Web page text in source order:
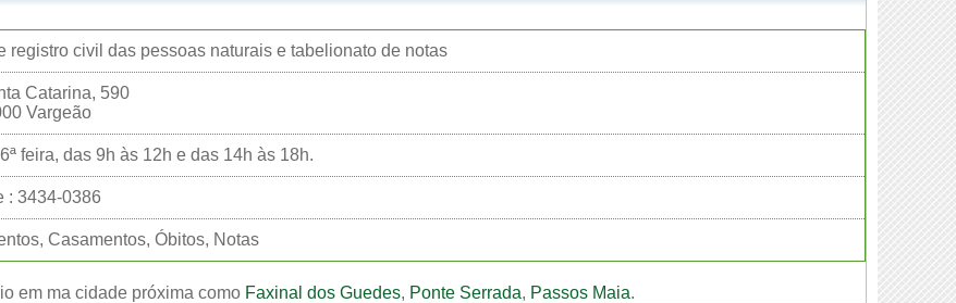
registro civil das pessoas naturais e tabelionato de notas
Catarina, 590
Vargeão
feira, das 9h às 12h e das 14h às 18h.
: 3434-0386
Casamentos, Óbitos, Notas
em ma cidade próxima como Faxinal dos Guedes, Ponte Serrada, Passos Maia.